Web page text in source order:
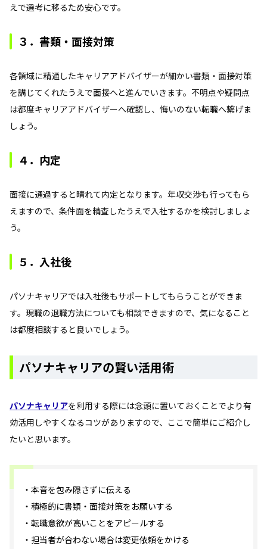
えで選考に移るため安心です。
３．書類・面接対策
各領域に精通したキャリアアドバイザーが細かい書類・面接対策
を講じてくれたうえで面接へと進んでいきます。不明点や疑問点
は都度キャリアアドバイザーへ確認し、悔いのない転職へ繋げま
しょう。
４．内定
面接に通過すると晴れて内定となります。年収交渉も行ってもら
えますので、条件面を精査したうえで入社するかを検討しましょ
う。
５．入社後
パソナキャリアでは入社後もサポートしてもらうことができま
す。現職の退職方法についても相談できますので、気になること
は都度相談すると良いでしょう。
パソナキャリアの賢い活用術
パソナキャリアを利用する際には念頭に置いておくことでより有
効活用しやすくなるコツがありますので、ここで簡単にご紹介し
たいと思います。
・本音を包み隠さずに伝える
・積極的に書類・面接対策をお願いする
・転職意欲が高いことをアピールする
・担当者が合わない場合は変更依頼をかける